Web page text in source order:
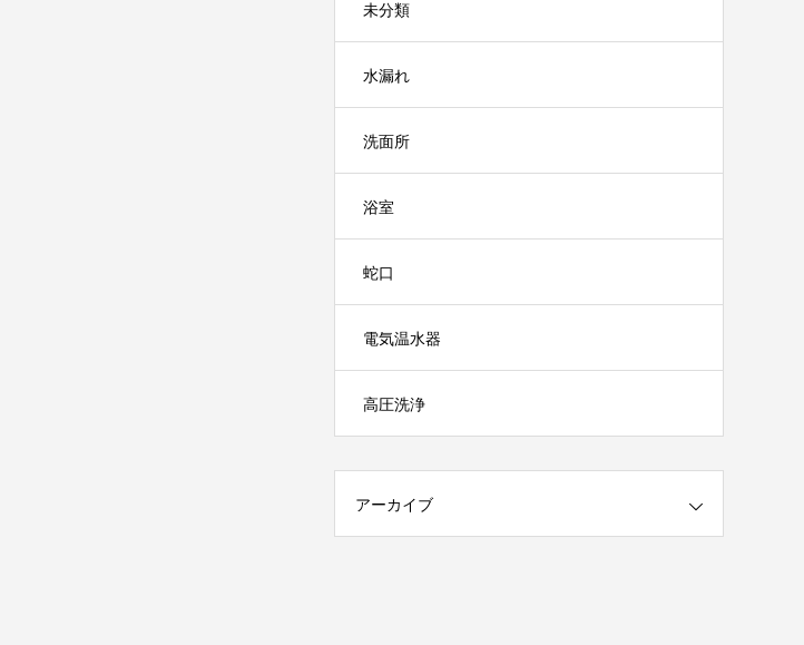
未分類
水漏れ
洗面所
浴室
蛇口
電気温水器
高圧洗浄
アーカイブ